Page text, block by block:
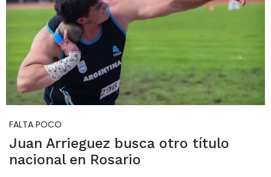
FALTA POCO
Juan Arrieguez busca otro título
nacional en Rosario